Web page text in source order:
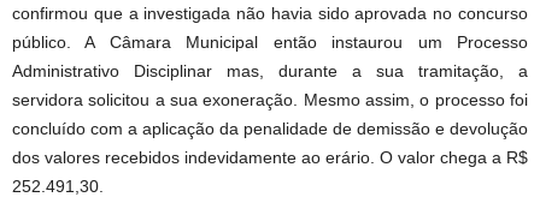
confirmou que a investigada não havia sido aprovada no concurso
público. A Câmara Municipal então instaurou um Processo
Administrativo Disciplinar mas, durante a sua tramitação, a
servidora solicitou a sua exoneração. Mesmo assim, o processo foi
concluído com a aplicação da penalidade de demissão e devolução
dos valores recebidos indevidamente ao erário. O valor chega a R$
252.491,30.